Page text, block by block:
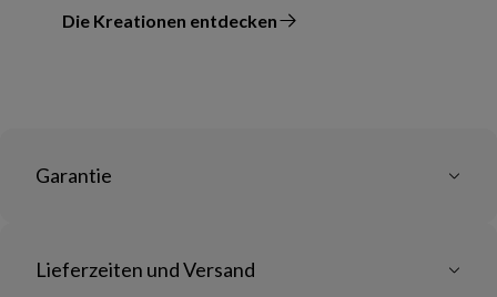
Die Kreationen entdecken
vom Designer
Garantie
Lieferzeiten und Versand